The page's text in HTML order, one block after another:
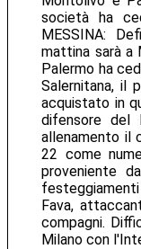
società ha
MESSINA:
mattina sarà a
Palermo ha
Salernitana, il
acquistato in
difensore del
allenamento il
22 come
proveniente
Fava,
compagni.
Milano con